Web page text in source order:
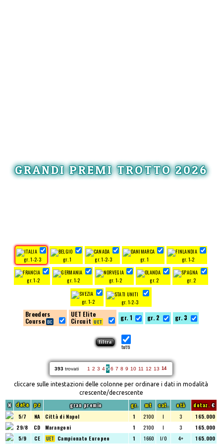
GRANDI PREMI TROTTO 2026
gr. 1-2-3 gr. 1 gr. 1-2-3 gr. 1 gr. 1-2
gr. 1-2 gr. 1-2 gr. 1-2 gr. 2 gr. 2
gr. 1-2 gr. 1-2-3
Breeders
Course
UET Elite
Circuit
gr. 1 gr. 2 gr. 3
tutti
393 trovati 1 2 3 456 7 8 9 10 11 12 13 14
cliccare sulle intestazioni delle colonne per ordinare i dati in modalità
crescente/decrescente
N data pz gran premio gr. mt cat. età dotaz.€
5/7 NA Città di Napol 1 2100 I 3
165.000
29/8
CD Marangoni 1 2100 I 3
165.000
5/9
CE Campionato Europeo 1 1660 I/O 4+
165.000